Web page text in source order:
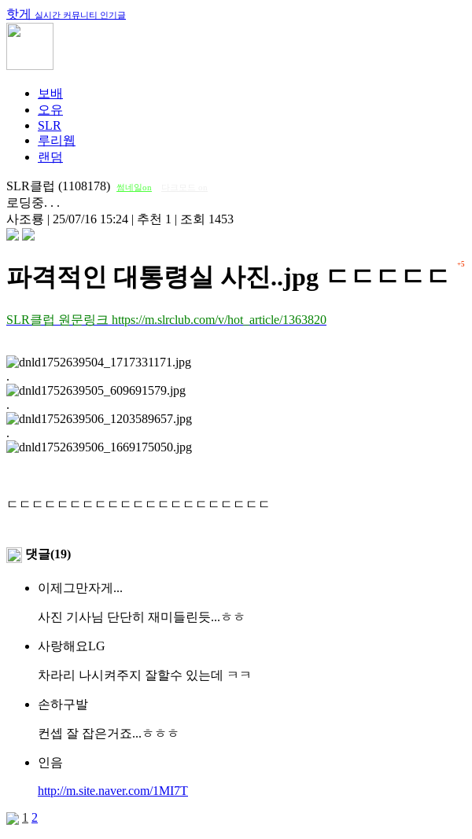
핫게 실시간 커뮤니티 인기글
보배
오유
SLR
루리웹
랜덤
SLR클럽 (1108178) 썸네일on
로딩중. . .
사조룡 | 25/07/16 15:24 | 추천 1 | 조회 1453
파격적인 대통령실 사진..jpg ㄷㄷㄷㄷㄷ +5
SLR클럽 원문링크 https://m.slrclub.com/v/hot_article/1363820
.
.
.
ㄷㄷㄷㄷㄷㄷㄷㄷㄷㄷㄷㄷㄷㄷㄷㄷㄷㄷㄷㄷㄷ
댓글(19)
이제그만자게...
사진 기사님 단단히 재미들린듯...ㅎㅎ
사랑해요LG
차라리 나시켜주지 잘할수 있는데 ㅋㅋ
손하구발
컨셉 잘 잡은거죠...ㅎㅎㅎ
인음
http://m.site.naver.com/1MI7T
1 2